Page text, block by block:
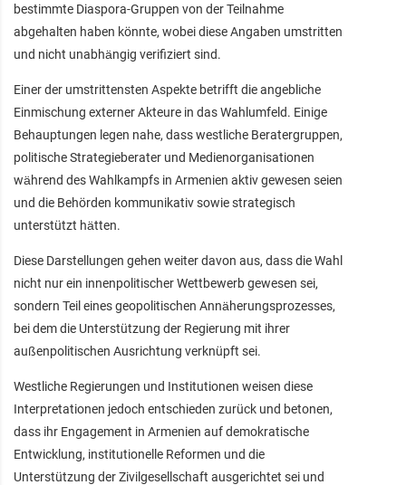
bestimmte Diaspora-Gruppen von der Teilnahme
abgehalten haben könnte, wobei diese Angaben umstritten
und nicht unabhängig verifiziert sind.
Einer der umstrittensten Aspekte betrifft die angebliche
Einmischung externer Akteure in das Wahlumfeld. Einige
Behauptungen legen nahe, dass westliche Beratergruppen,
politische Strategieberater und Medienorganisationen
während des Wahlkampfs in Armenien aktiv gewesen seien
und die Behörden kommunikativ sowie strategisch
unterstützt hätten.
Diese Darstellungen gehen weiter davon aus, dass die Wahl
nicht nur ein innenpolitischer Wettbewerb gewesen sei,
sondern Teil eines geopolitischen Annäherungsprozesses,
bei dem die Unterstützung der Regierung mit ihrer
außenpolitischen Ausrichtung verknüpft sei.
Westliche Regierungen und Institutionen weisen diese
Interpretationen jedoch entschieden zurück und betonen,
dass ihr Engagement in Armenien auf demokratische
Entwicklung, institutionelle Reformen und die
Unterstützung der Zivilgesellschaft ausgerichtet sei und